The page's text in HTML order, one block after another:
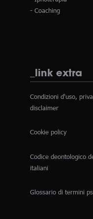
- Coaching
_link extra
Condizioni d'uso,
disclaimer
Cookie policy
Codice deontologico
italiani
Glossario di termini